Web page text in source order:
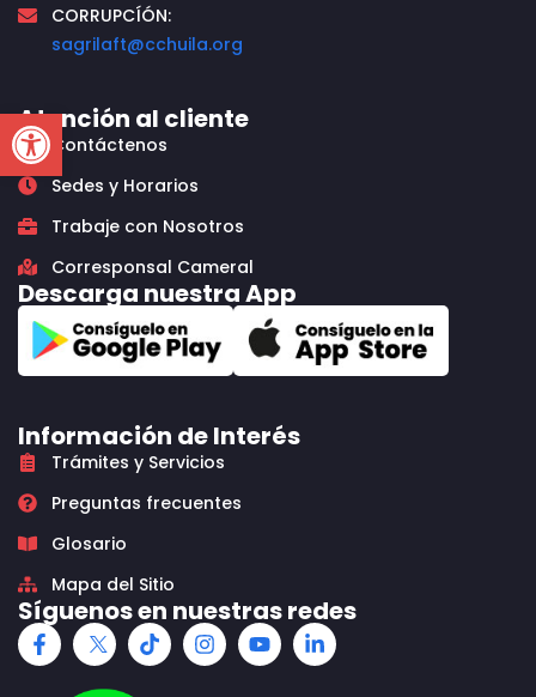
Open toolbar
CORRUPCÍÓN:
sagrilaft@cchuila.org
Atención al cliente
Contáctenos
Sedes y Horarios
Trabaje con Nosotros
Corresponsal Cameral
Descarga nuestra App
Información de Interés
Trámites y Servicios
Preguntas frecuentes
Glosario
Mapa del Sitio
Síguenos en nuestras redes